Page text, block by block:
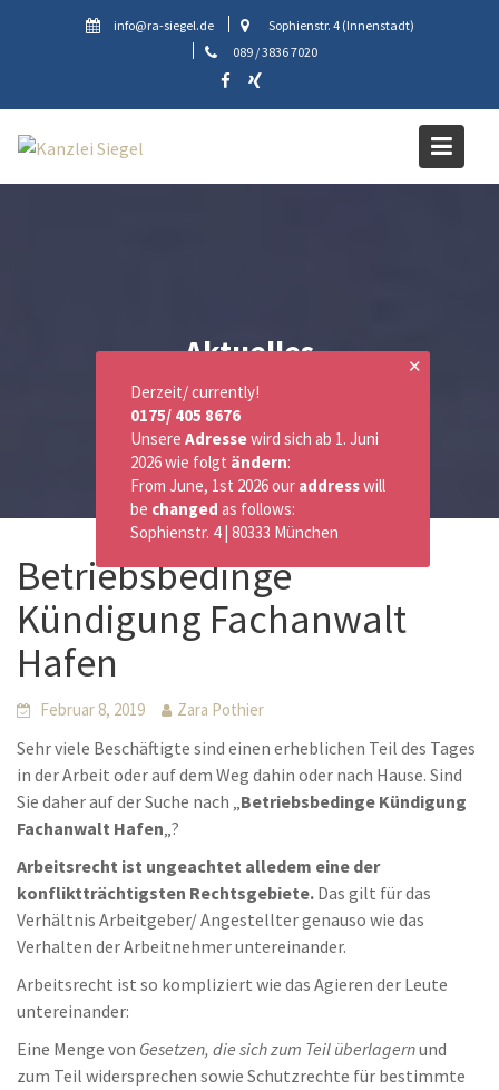
info@ra-siegel.de
Sophienstr. 4 (Innenstadt)
089 / 3836 7020
Aktuelles
Betriebsbedinge
Kündigung Fachanwalt
Hafen
Februar 8, 2019 Zara Pothier
Sehr viele Beschäftigte sind einen erheblichen Teil des Tages
in der Arbeit oder auf dem Weg dahin oder nach Hause. Sind
Sie daher auf der Suche nach „Betriebsbedinge Kündigung
Fachanwalt Hafen„?
Arbeitsrecht ist ungeachtet alledem eine der
konfliktträchtigsten Rechtsgebiete. Das gilt für das
Verhältnis Arbeitgeber/ Angestellter genauso wie das
Verhalten der Arbeitnehmer untereinander.
Arbeitsrecht ist so kompliziert wie das Agieren der Leute
untereinander:
Eine Menge von Gesetzen, die sich zum Teil überlagernund
zum Teil widersprechen sowie Schutzrechte für bestimmte
✕
Derzeit/ currently!
0175/ 405 8676
Unsere Adressewird sich ab 1. Juni
2026 wie folgt ändern:
From June, 1st 2026 our addresswill
be changed as follows:
Sophienstr. 4 | 80333 München